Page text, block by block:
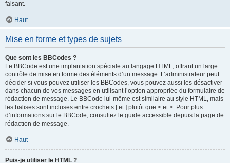
faisant.
Haut
Mise en forme et types de sujets
Que sont les BBCodes ?
Le BBCode est une implantation spéciale au langage HTML, offrant un large
contrôle de mise en forme des éléments d’un message. L’administrateur peut
décider si vous pouvez utiliser les BBCodes, vous pouvez aussi les désactiver
dans chacun de vos messages en utilisant l’option appropriée du formulaire de
rédaction de message. Le BBCode lui-même est similaire au style HTML, mais
les balises sont incluses entre crochets [ et ] plutôt que < et >. Pour plus
d’informations sur le BBCode, consultez le guide accessible depuis la page de
rédaction de message.
Haut
Puis-je utiliser le HTML ?